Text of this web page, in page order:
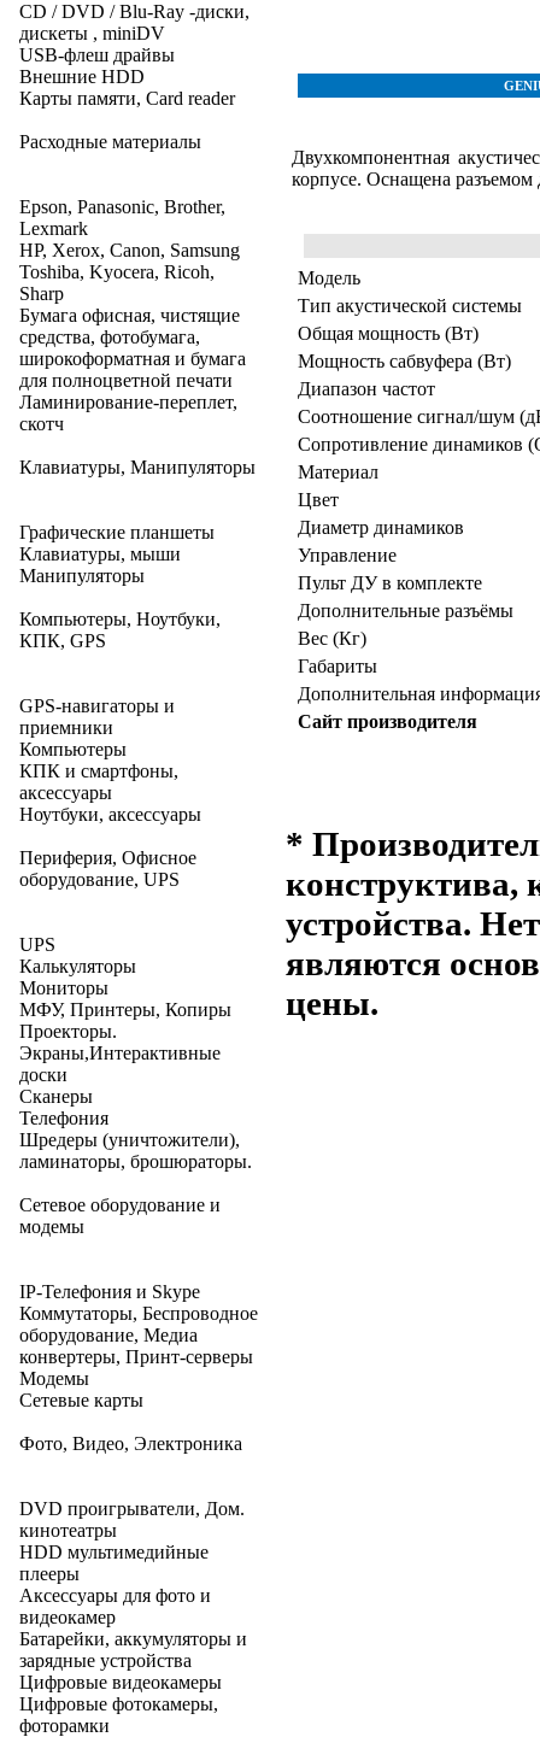
CD / DVD / Blu-Ray -диски,
дискеты , miniDV
USB-флеш драйвы
Внешние HDD
Карты памяти, Card reader
Расходные материалы
Epson, Panasonic, Brother,
Lexmark
HP, Xerox, Canon, Samsung
Toshiba, Kyocera, Ricoh,
Sharp
Бумага офисная, чистящие
средства, фотобумага,
широкоформатная и бумага
для полноцветной печати
Ламинирование-переплет,
скотч
Клавиатуры, Манипуляторы
Графические планшеты
Клавиатуры, мыши
Манипуляторы
Компьютеры, Ноутбуки,
КПК, GPS
GPS-навигаторы и
приемники
Компьютеры
КПК и смартфоны,
аксессуары
Ноутбуки, аксессуары
Периферия, Офисное
оборудование, UPS
UPS
Калькуляторы
Мониторы
МФУ, Принтеры, Копиры
Проекторы.
Экраны,Интерактивные
доски
Сканеры
Телефония
Шредеры (уничтожители),
ламинаторы, брошюраторы.
Сетевое оборудование и
модемы
IP-Телефония и Skype
Коммутаторы, Беспроводное
оборудование, Медиа
конвертеры, Принт-серверы
Модемы
Сетевые карты
Фото, Видео, Электроника
DVD проигрыватели, Дом.
кинотеатры
HDD мультимедийные
плееры
Аксессуары для фото и
видеокамер
Батарейки, аккумуляторы и
зарядные устройства
Цифровые видеокамеры
Цифровые фотокамеры,
фоторамки
Двухкомпонентная
корпусе. Оснащена
Модель
Тип акустической системы
Общая мощность (Вт)
Мощность сабвуфера (Вт)
Диапазон частот
Соотношение сигнал/шум
Сопротивление динамиков
Материал
Цвет
Диаметр динамиков
Управление
Пульт ДУ в комплекте
Дополнительные разъёмы
Вес (Кг)
Габариты
Дополнительная
Сайт производителя
*
конструктива,
устройства.
являются
цены.